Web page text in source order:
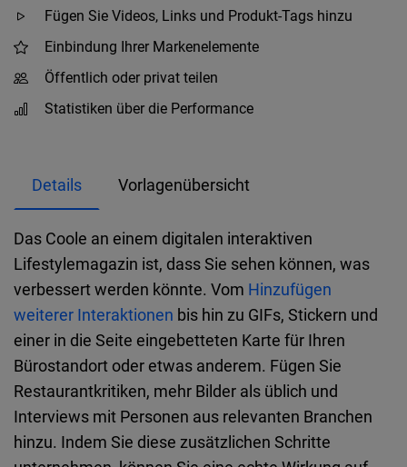
Fügen Sie Videos, Links und Produkt-Tags hinzu
Einbindung Ihrer Markenelemente
Öffentlich oder privat teilen
Statistiken über die Performance
Details Vorlagenübersicht
Das Coole an einem digitalen interaktiven
Lifestylemagazin ist, dass Sie sehen können, was
verbessert werden könnte. Vom Hinzufügen
weiterer Interaktionen bis hin zu GIFs, Stickern und
einer in die Seite eingebetteten Karte für Ihren
Bürostandort oder etwas anderem. Fügen Sie
Restaurantkritiken, mehr Bilder als üblich und
Interviews mit Personen aus relevanten Branchen
hinzu. Indem Sie diese zusätzlichen Schritte